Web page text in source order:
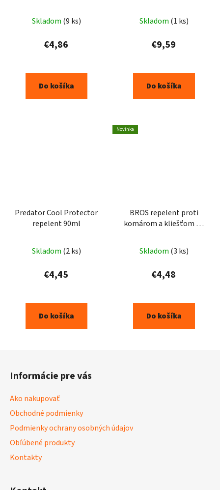
300ml
Skladom (9 ks)
€4,86
Do košíka
hodnotenie
produktu
je
Skladom (1 ks)
€9,59
Do košíka
Predator Cool Protector
repelent 90ml
Skladom (2 ks)
€4,45
Do košíka
Novinka
BROS repelent proti
komárom a kliešťom 90
Skladom (3 ks)
€4,48
Do košíka
Informácie pre vás
Ako nakupovať
Obchodné podmienky
Podmienky ochrany osobných údajov
Obľúbené produkty
Kontakty